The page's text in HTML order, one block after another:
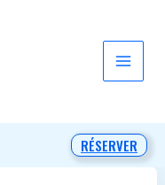
RÉSERVER